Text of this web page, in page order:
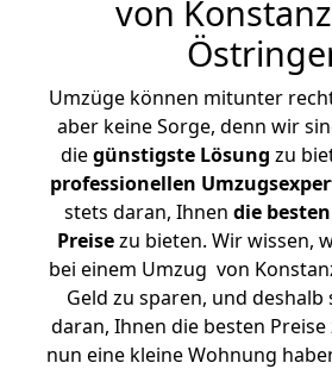
von
Umzüge können mitunter
aber keine Sorge, denn wir
diegünstigste Lösung zu
professionellen
stets daran, Ihnen die
Preisezu bieten. Wir wissen,
bei einem Umzug von
Geld zu sparen, und deshalb
daran, Ihnen die besten Preise
nun eine kleine Wohnung